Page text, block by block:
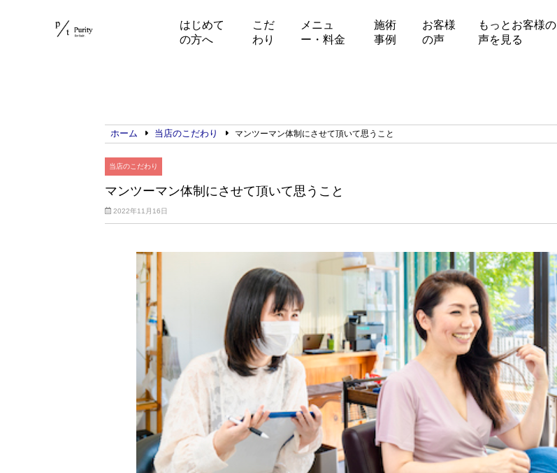
はじめて
の方へ
こだ
わり
メニュ
ー・料金
施術
事例
お客様
の声
もっとお客様の
声を見る
ホーム 当店のこだわり マンツーマン体制にさせて頂いて思うこと
当店のこだわり
マンツーマン体制にさせて頂いて思うこと
2022年11月16日